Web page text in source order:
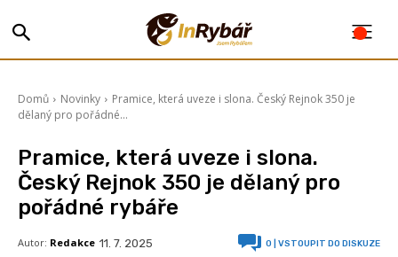
Domů Novinky
Pramice, která uveze i slona. Český Rejnok 350 je
dělaný pro pořádné...
Pramice, která uveze i slona.
Český Rejnok 350 je dělaný pro
pořádné rybáře
Autor: Redakce 11. 7. 2025 0 | VSTOUPIT DO DISKUZE